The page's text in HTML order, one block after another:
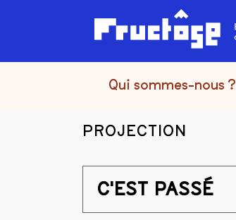
Qui sommes-nous ?
PROJECTION
C'EST PASSÉ